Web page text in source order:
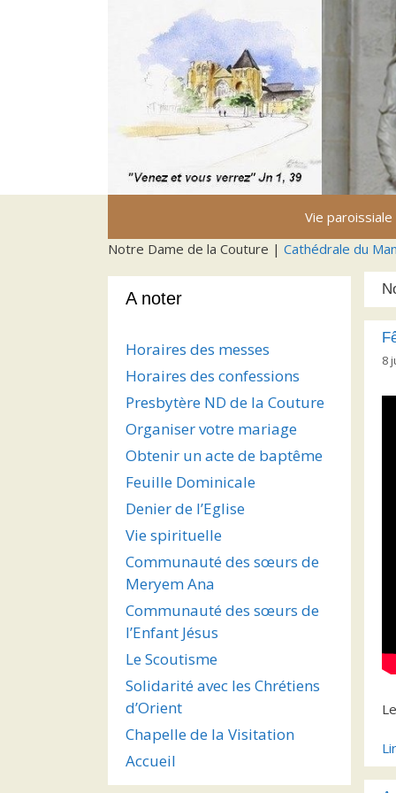
Vie paroissiale
Notre Dame de la Couture | Cathédrale du
8
A noter
Horaires des messes
Horaires des confessions
Presbytère ND de la Couture
Organiser votre mariage
Obtenir un acte de baptême
Feuille Dominicale
Denier de l’Eglise
Vie spirituelle
Communauté des sœurs de
Meryem Ana
Communauté des sœurs de
l’Enfant Jésus
Le Scoutisme
Solidarité avec les Chrétiens
d’Orient
Chapelle de la Visitation
Accueil